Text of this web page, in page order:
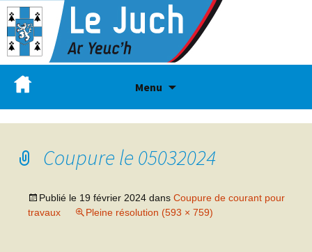
Menu
Coupure le 05032024
Publié le 19 février 2024 dans Coupure de courant pour
travaux
Pleine résolution (593 × 759)